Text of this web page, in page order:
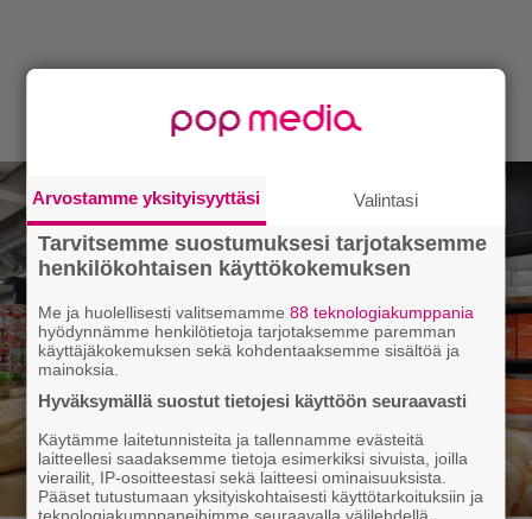
Arvostamme yksityisyyttäsi Valintasi
Tarvitsemme suostumuksesi tarjotaksemme
henkilökohtaisen käyttökokemuksen
Me ja huolellisesti valitsemamme88 teknologiakumppania
hyödynnämme henkilötietoja tarjotaksemme paremman
käyttäjäkokemuksen sekä kohdentaaksemme sisältöä ja
mainoksia.
Hyväksymällä suostut tietojesi käyttöön seuraavasti
Käytämme laitetunnisteita ja tallennamme evästeitä
laitteellesi saadaksemme tietoja esimerkiksi sivuista, joilla
vierailit, IP-osoitteestasi sekä laitteesi ominaisuuksista.
Pääset tutustumaan yksityiskohtaisesti käyttötarkoituksiin ja
teknologiakumppaneihimme seuraavalla välilehdellä.